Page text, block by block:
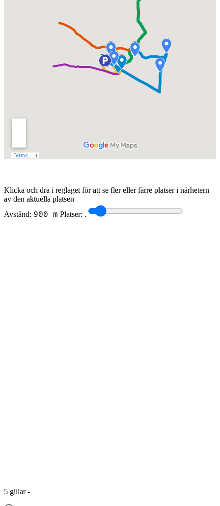
Klicka och dra i reglaget för att se fler eller färre platser i närhetern
av den aktuella platsen
Avstånd: 900 m Platser: .
5 gillar-